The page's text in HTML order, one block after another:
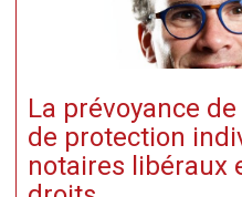
La prévoyance
de protection
notaires libéraux